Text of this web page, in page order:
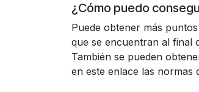
¿Cómo puedo
Puede obtener más
que se encuentran al final
También se pueden
en este enlace las normas